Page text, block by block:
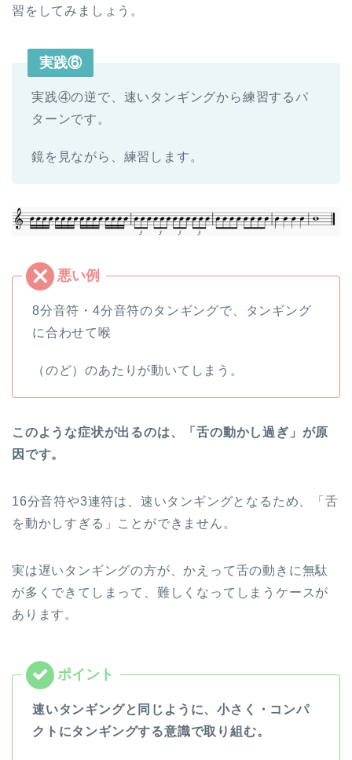
習をしてみましょう。
実践⑥
実践④の逆で、速いタンギングから練習するパ
ターンです。
鏡を見ながら、練習します。
8分音符・4分音符のタンギングで、タンギング
に合わせて喉
（のど）のあたりが動いてしまう。
このような症状が出るのは、「舌の動かし過ぎ」が原
因です。
16分音符や3連符は、速いタンギングとなるため、「舌
を動かしすぎる」ことができません。
実は遅いタンギングの方が、かえって舌の動きに無駄
が多くできてしまって、難しくなってしまうケースが
あります。
速いタンギングと同じように、小さく・コンパ
クトにタンギングする意識で取り組む。